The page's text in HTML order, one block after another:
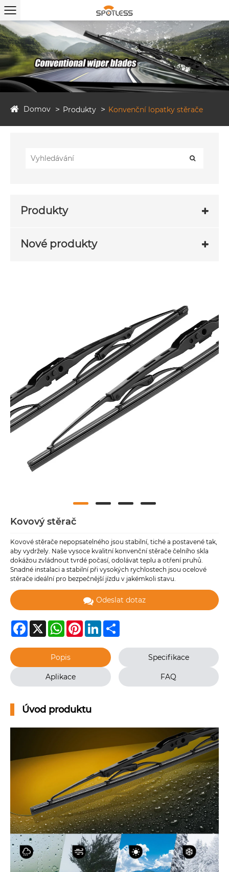
Domov Produkty Konvenční lopatky stěrače
Produkty
Nové produkty
Kovový stěrač
Kovové stěrače nepopsatelného jsou stabilní, tiché a postavené tak,
aby vydržely. Naše vysoce kvalitní konvenční stěrače čelního skla
dokážou zvládnout tvrdé počasí, odolávat teplu a otření pruhů.
Snadné instalaci a stabilní při vysokých rychlostech jsou ocelové
stěrače ideální pro bezpečnější jízdu v jakémkoli stavu.
Odeslat dotaz
Facebook
X WhatsAppPinterestLinkedIn
Popis Specifikace
Aplikace FAQ
Úvod produktu